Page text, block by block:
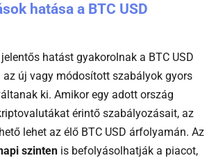
hatása a BTC USD
hatást gyakorolnak a BTC USD
új vagy módosított szabályok gyors
ki. Amikor egy adott ország
érintő szabályozásait, az
lehet az élő BTC USD árfolyamán. Az
szinten is befolyásolhatják a piacot,